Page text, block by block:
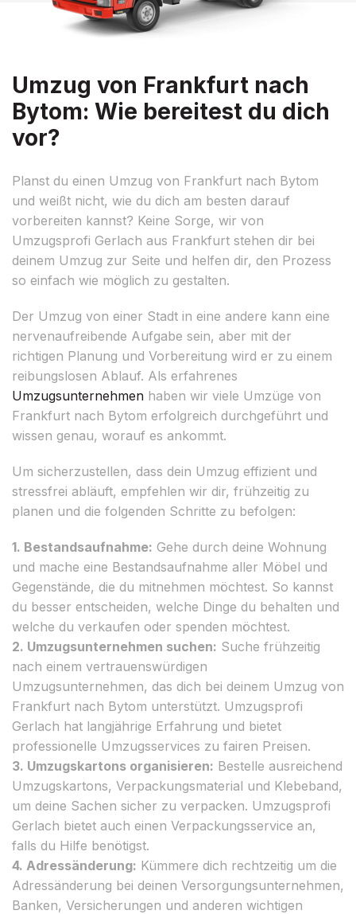
Umzug von Frankfurt nach
Bytom: Wie bereitest du dich
vor?
Planst du einen Umzug von Frankfurt nach Bytom
und weißt nicht, wie du dich am besten darauf
vorbereiten kannst? Keine Sorge, wir von
Umzugsprofi Gerlach aus Frankfurt stehen dir bei
deinem Umzug zur Seite und helfen dir, den Prozess
so einfach wie möglich zu gestalten.
Der Umzug von einer Stadt in eine andere kann eine
nervenaufreibende Aufgabe sein, aber mit der
richtigen Planung und Vorbereitung wird er zu einem
reibungslosen Ablauf. Als erfahrenes
Umzugsunternehmen haben wir viele Umzüge von
Frankfurt nach Bytom erfolgreich durchgeführt und
wissen genau, worauf es ankommt.
Um sicherzustellen, dass dein Umzug effizient und
stressfrei abläuft, empfehlen wir dir, frühzeitig zu
planen und die folgenden Schritte zu befolgen:
1. Bestandsaufnahme: Gehe durch deine Wohnung
und mache eine Bestandsaufnahme aller Möbel und
Gegenstände, die du mitnehmen möchtest. So kannst
du besser entscheiden, welche Dinge du behalten und
welche du verkaufen oder spenden möchtest.
2. Umzugsunternehmen suchen: Suche frühzeitig
nach einem vertrauenswürdigen
Umzugsunternehmen, das dich bei deinem Umzug von
Frankfurt nach Bytom unterstützt. Umzugsprofi
Gerlach hat langjährige Erfahrung und bietet
professionelle Umzugsservices zu fairen Preisen.
3. Umzugskartons organisieren: Bestelle ausreichend
Umzugskartons, Verpackungsmaterial und Klebeband,
um deine Sachen sicher zu verpacken. Umzugsprofi
Gerlach bietet auch einen Verpackungsservice an,
falls du Hilfe benötigst.
4. Adressänderung: Kümmere dich rechtzeitig um die
Adressänderung bei deinen Versorgungsunternehmen,
Banken, Versicherungen und anderen wichtigen